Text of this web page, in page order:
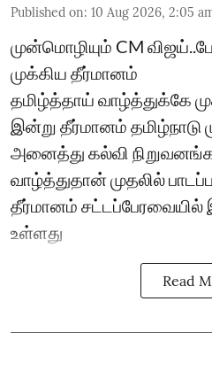
Published on: 10 Aug 2026, 2:05
முன்மொழியும் CM
முக்கிய தீர்மானம்
தமிழ்த்தாய் வாழ்த்துக்கே
இன்று தீர்மானம் தமிழ்நாடு
அனைத்து கல்வி
வாழ்த்துதான் முதலில்
தீர்மானம் சட்டப்பேரவையில்
உள்ளது
Read